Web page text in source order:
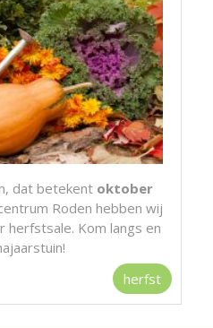
dat betekent oktober
Roden hebben wij
herfstsale. Kom langs en
herfst